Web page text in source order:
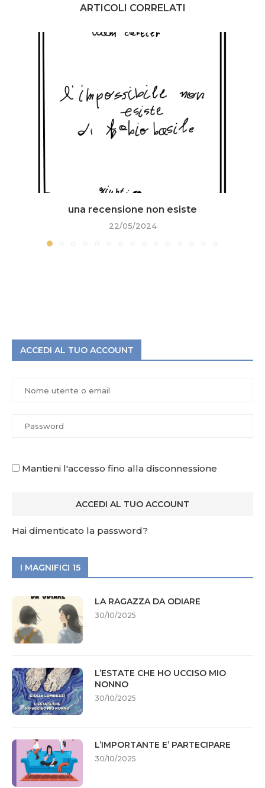
ARTICOLI CORRELATI
una recensione non esiste
22/05/2024
ACCEDI AL TUO ACCOUNT
Mantieni l'accesso fino alla disconnessione
Hai dimenticato la password?
I MAGNIFICI 15
LA RAGAZZA DA ODIARE
30/10/2025
L’ESTATE CHE HO UCCISO MIO
NONNO
30/10/2025
L’IMPORTANTE E’ PARTECIPARE
30/10/2025